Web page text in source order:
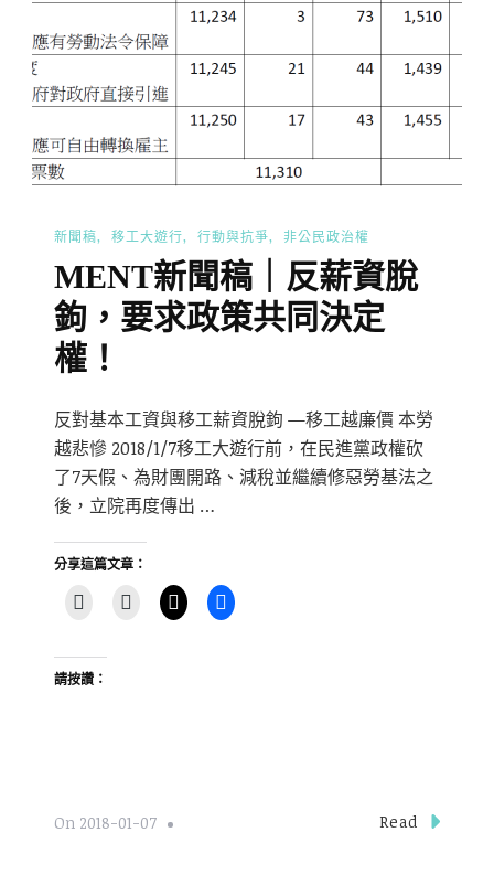
新聞稿 移工大遊行 行動與抗爭 非公民政治權
MENT新聞稿｜反薪資脫
鉤，要求政策共同決定
權！
反對基本工資與移工薪資脫鉤 —移工越廉價 本勞
越悲慘 2018/1/7移工大遊行前，在民進黨政權砍
了7天假、為財團開路、減稅並繼續修惡勞基法之
後，立院再度傳出 …
分享這篇文章：
請按讚：
On 2018-01-07 Read